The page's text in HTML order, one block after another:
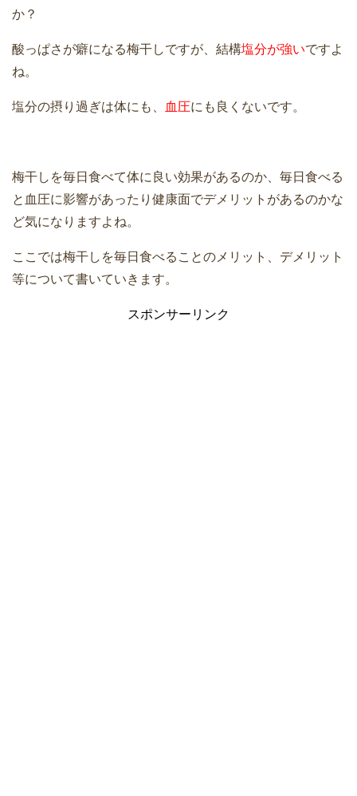
か？
酸っぱさが癖になる梅干しですが、結構塩分が強いですよ
ね。
塩分の摂り過ぎは体にも、 血圧にも良くないです。
梅干しを毎日食べて体に良い効果があるのか、毎日食べる
と血圧に影響があったり健康面でデメリットがあるのかな
ど気になりますよね。
ここでは梅干しを毎日食べることのメリット、デメリット
等について書いていきます。
スポンサーリンク